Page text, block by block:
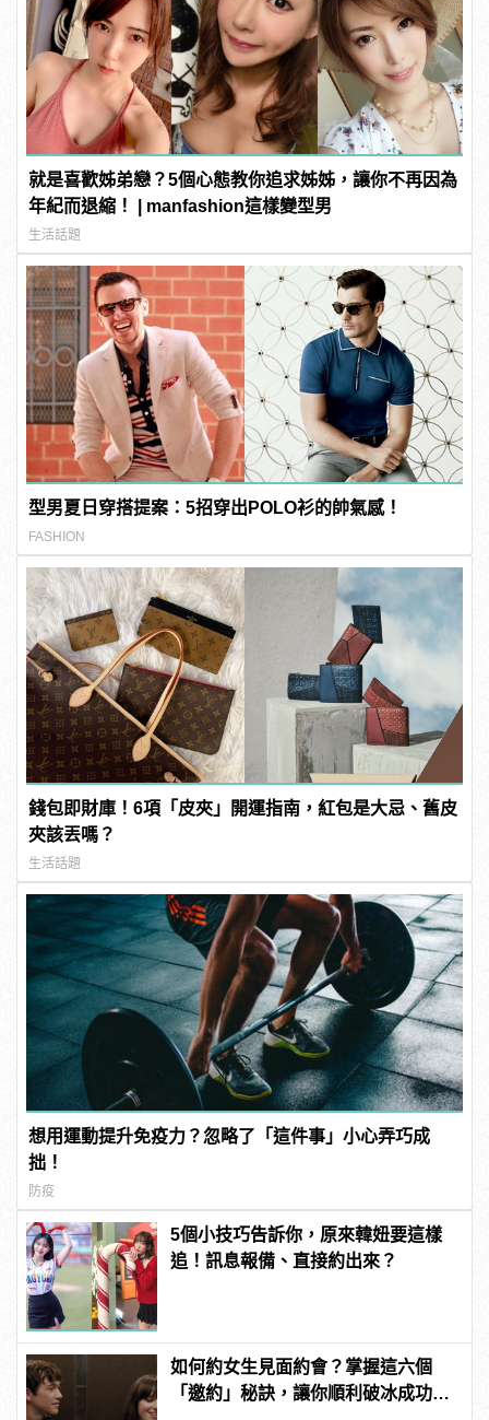
就是喜歡姊弟戀？5個心態教你追求姊姊，讓你不再因為
年紀而退縮！ | manfashion這樣變型男
生活話題
型男夏日穿搭提案：5招穿出POLO衫的帥氣感！
FASHION
錢包即財庫！6項「皮夾」開運指南，紅包是大忌、舊皮
夾該丟嗎？
生活話題
想用運動提升免疫力？忽略了「這件事」小心弄巧成
拙！
防疫
5個小技巧告訴你，原來韓妞要這樣
追！訊息報備、直接約出來？
如何約女生見面約會？掌握這六個
「邀約」秘訣，讓你順利破冰成功約